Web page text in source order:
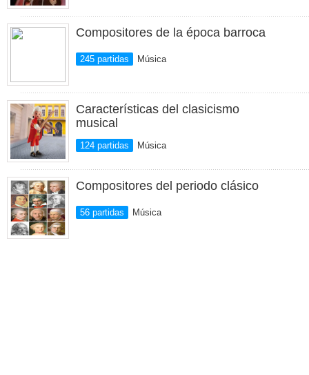
Compositores de la época barroca
245 partidas Música
Características del clasicismo
musical
124 partidas Música
Compositores del periodo clásico
56 partidas Música